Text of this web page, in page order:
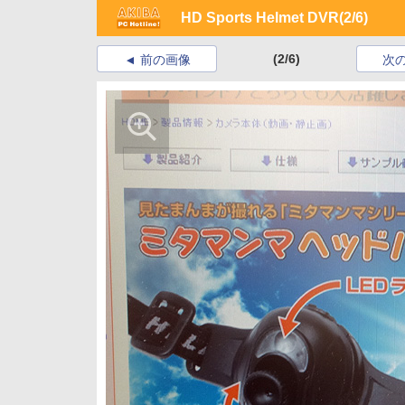
HD Sports Helmet DVR(2/6)
前の画像 (2/6) 次